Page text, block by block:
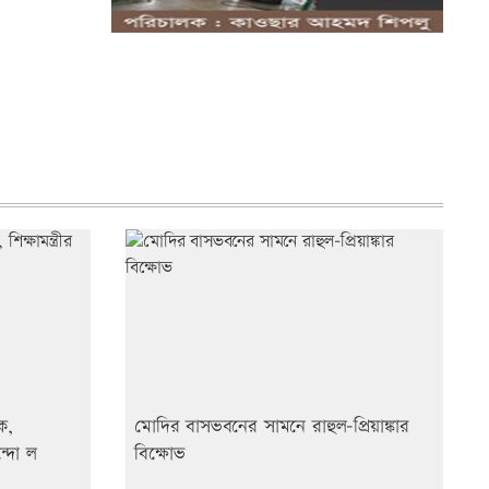
জগন্নাথপুরে নৌ/কাডুবিতে নি/হত চার
পরিবারের...
ল
মোদির বাসভবনের সামনে রাহুল-প্রিয়াঙ্কার
বিক্ষোভ